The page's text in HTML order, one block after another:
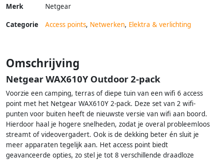
Merk Netgear
Categorie Access points, Netwerken, Elektra & verlichting
Omschrijving
Netgear WAX610Y Outdoor 2-pack
Voorzie een camping, terras of diepe tuin van een wifi 6 access
point met het Netgear WAX610Y 2-pack. Deze set van 2 wifi-
punten voor buiten heeft de nieuwste versie van wifi aan boord.
Hierdoor haal je hogere snelheden, zodat je overal probleemloos
streamt of videovergadert. Ook is de dekking beter én sluit je
meer apparaten tegelijk aan. Het access point biedt
geavanceerde opties, zo stel je tot 8 verschillende draadloze